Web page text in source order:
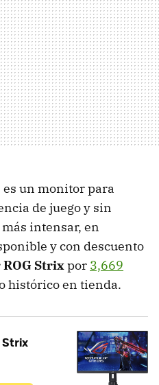
es un monitor para
de juego y sin
intensar, en
y con descuento
Strixpor 3,669
histórico en tienda.
Strix